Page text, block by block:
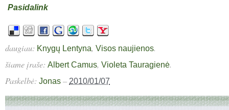
Pasidalink
daugiau: Knygų Lentyna, Visos naujienos.
šiame įraše: Albert Camus, Violeta Tauragienė.
Paskelbė: Jonas – 2010/01/07